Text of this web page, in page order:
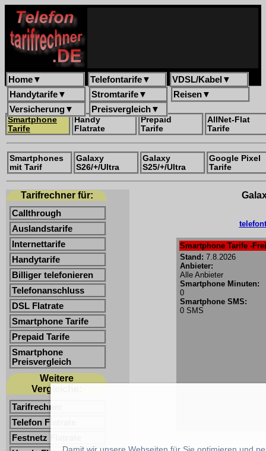
Home▼ Telefontarife▼ VDSL/Kabel ▼
Handytarife▼ Stromtarife▼ Reisen▼
Versicherung▼ Preisvergleich▼
Smartphone
Tarife
Handy
Flatrate
Prepaid
Tarife
AllNet-Flat
Tarife
Smartphones
mit Tarif
Galaxy
S26/+/Ultra
Galaxy
S25/+/Ultra
Google Pixel
Tarife
Tarifrechner für:
Callthrough
Auslandstarife
Internettarife
Handytarife
Billiger telefonieren
Telefonanschluss
DSL Flatrate
Smartphone Tarife
Prepaid Tarife
Smartphone
Preisvergleich
Weitere
Vergleiche:
Tarifrechner
Telefon Flatrate
Festnetz Flatrate
Smartphone Tarife -
Stand: 7.8.2026
Anbieter:
Alle Anbieter
Smartphone Minuten:
0
Smartphone SMS:
0 SMS
Damit wir unsere Webseiten für Sie optimieren und